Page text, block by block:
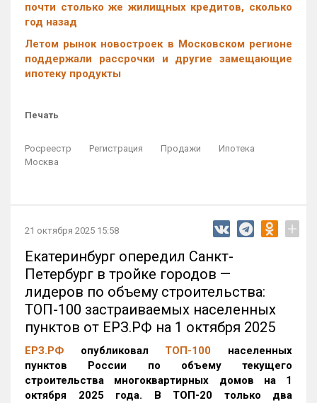
почти столько же жилищных кредитов, сколько
год назад
Летом рынок новостроек в Московском регионе
поддержали рассрочки и другие замещающие
ипотеку продукты
Печать
Росреестр Регистрация Продажи
Ипотека
Москва
21 октября 2025 15:58 +
Екатеринбург опередил Санкт-
Петербург в тройке городов —
лидеров по объему строительства:
ТОП-100 застраиваемых населенных
пунктов от ЕРЗ.РФ на 1 октября 2025
ЕРЗ.РФ опубликовал ТОП-100 населенных
пунктов России по объему текущего
строительства многоквартирных домов на 1
октября 2025 года. В ТОП-20 только два